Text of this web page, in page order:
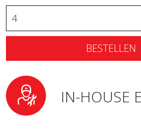
BESTELLEN
IN-HOUSE